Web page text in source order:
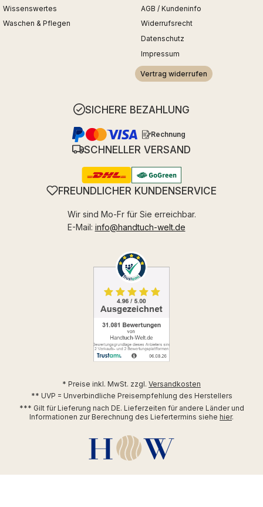
Wissenswertes
Waschen & Pflegen
AGB / Kundeninfo
Widerrufsrecht
Datenschutz
Impressum
Vertrag widerrufen
SICHERE BEZAHLUNG
Rechnung
SCHNELLER VERSAND
FREUNDLICHER KUNDENSERVICE
Wir sind Mo-Fr für Sie erreichbar.
E-Mail: info@handtuch-welt.de
* Preise inkl. MwSt. zzgl. Versandkosten
** UVP = Unverbindliche Preisempfehlung des Herstellers
*** Gilt für Lieferung nach DE. Lieferzeiten für andere Länder und
Informationen zur Berechnung des Liefertermins siehe hier.